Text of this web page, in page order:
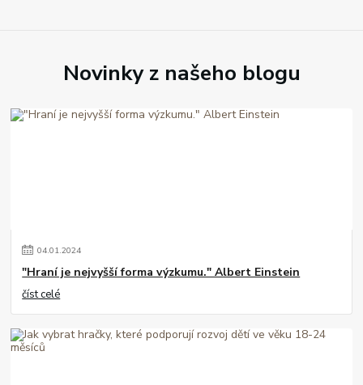
Novinky z našeho blogu
04.01.2024
"Hraní je nejvyšší forma výzkumu." Albert Einstein
číst celé